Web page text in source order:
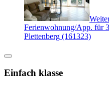
Ferienwohnung/App. für
Plettenberg (161323)
Einfach klasse